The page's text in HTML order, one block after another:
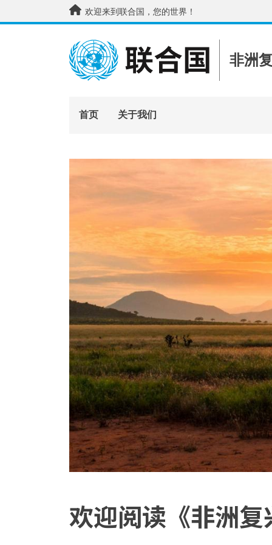
跳转到主要内容 欢迎来到联合国，您的世界！
非洲
首页 关于我们
欢迎阅读《非洲